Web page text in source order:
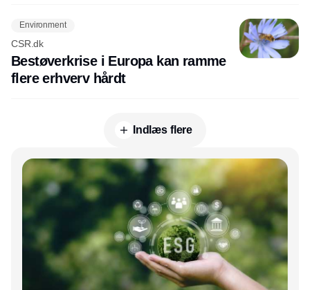
Environment
CSR.dk
Bestøverkrise i Europa kan ramme
flere erhverv hårdt
Indlæs flere
Annonce